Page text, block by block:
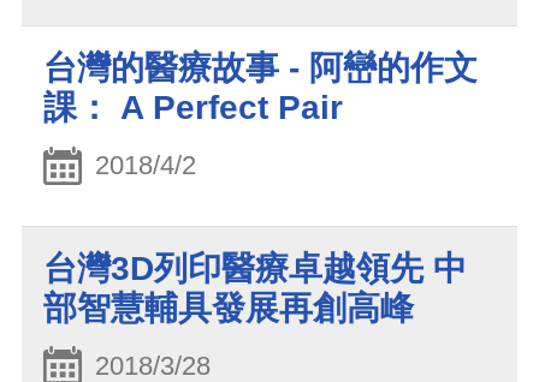
台灣的醫療故事 - 阿巒的作文
課： A Perfect Pair
2018/4/2
台灣3D列印醫療卓越領先 中
部智慧輔具發展再創高峰
2018/3/28